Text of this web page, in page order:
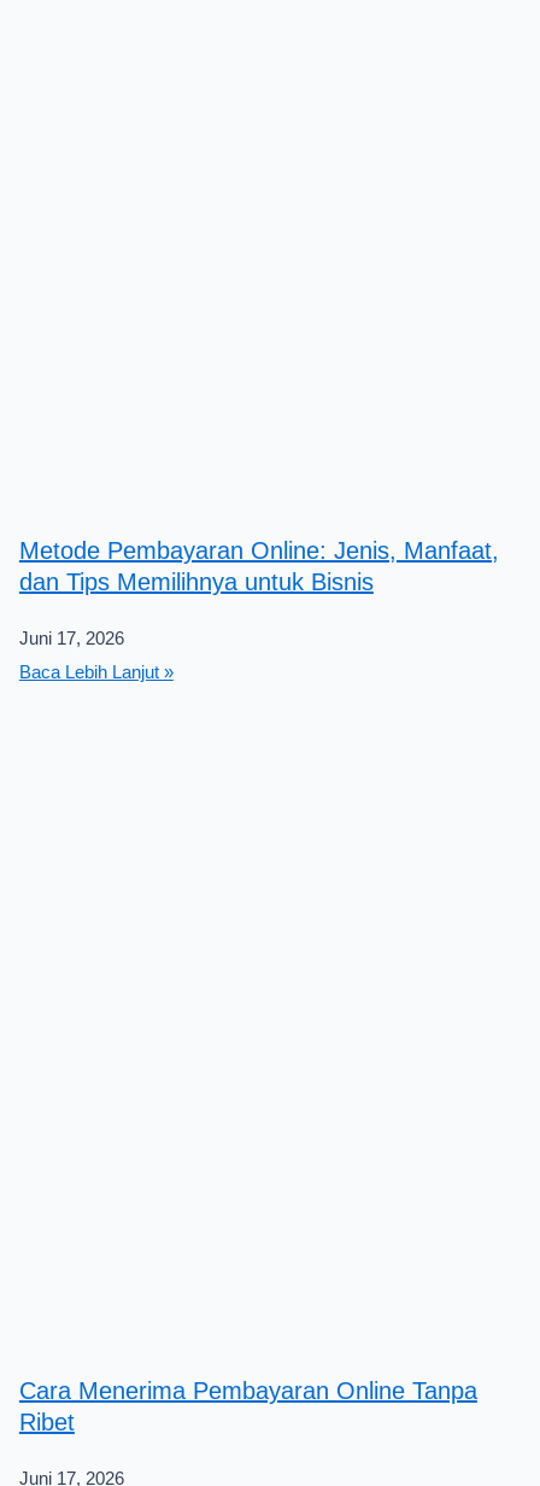
Metode Pembayaran Online: Jenis, Manfaat,
dan Tips Memilihnya untuk Bisnis
Juni 17, 2026
Baca Lebih Lanjut »
Cara Menerima Pembayaran Online Tanpa
Ribet
Juni 17, 2026